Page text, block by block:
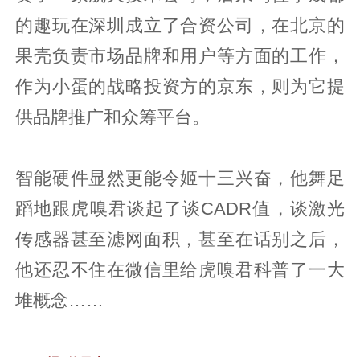
的趣玩在深圳成立了合资公司，在北京的
果壳负责市场品牌和用户等方面的工作，
作为小蛋的战略投资方的京东，则为它提
供品牌推广和众筹平台。
智能硬件显然更能令姬十三兴奋，他舞足
蹈地跟虎嗅君谈起了谈CADR值，谈激光
传感器甚至滤网面积，甚至在话别之后，
他还忍不住在微信里给虎嗅君科普了一大
堆概念……